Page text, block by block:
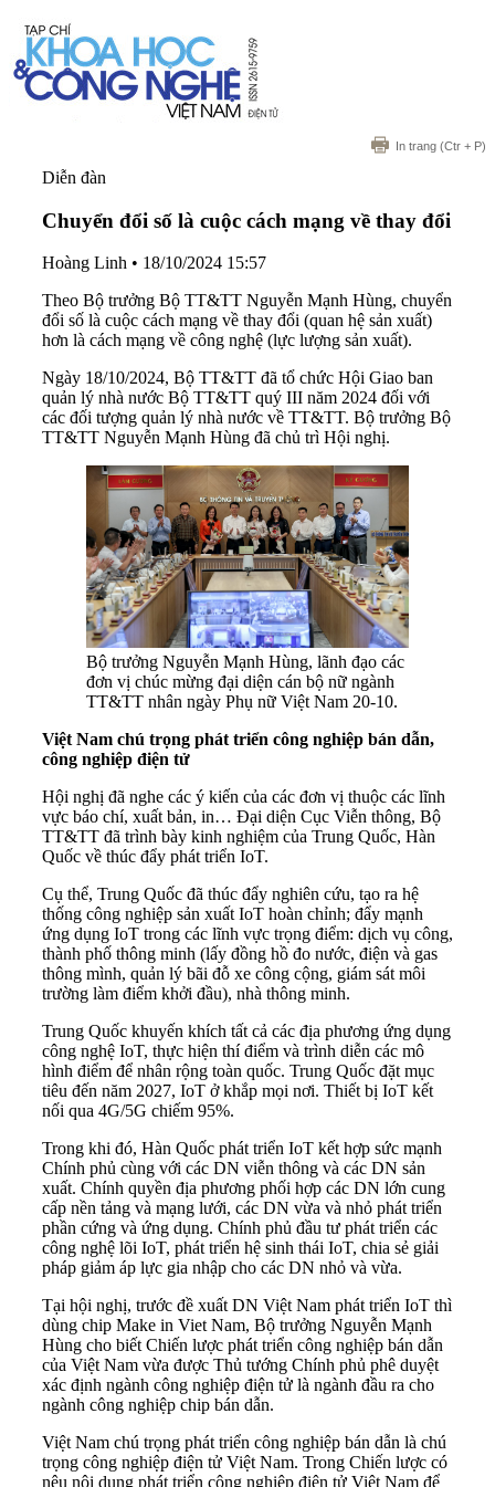
In trang (Ctr + P)
Diễn đàn
Chuyển đổi số là cuộc cách mạng về thay đổi
Hoàng Linh • 18/10/2024 15:57
Theo Bộ trưởng Bộ TT&TT Nguyễn Mạnh Hùng, chuyển
đổi số là cuộc cách mạng về thay đổi (quan hệ sản xuất)
hơn là cách mạng về công nghệ (lực lượng sản xuất).
Ngày 18/10/2024, Bộ TT&TT đã tổ chức Hội Giao ban
quản lý nhà nước Bộ TT&TT quý III năm 2024 đối với
các đối tượng quản lý nhà nước về TT&TT. Bộ trưởng Bộ
TT&TT Nguyễn Mạnh Hùng đã chủ trì Hội nghị.
Bộ trưởng Nguyễn Mạnh Hùng, lãnh đạo các
đơn vị chúc mừng đại diện cán bộ nữ ngành
TT&TT nhân ngày Phụ nữ Việt Nam 20-10.
Việt Nam chú trọng phát triển công nghiệp bán dẫn,
công nghiệp điện tử
Hội nghị đã nghe các ý kiến của các đơn vị thuộc các lĩnh
vực báo chí, xuất bản, in… Đại diện Cục Viễn thông, Bộ
TT&TT đã trình bày kinh nghiệm của Trung Quốc, Hàn
Quốc về thúc đẩy phát triển IoT.
Cụ thể, Trung Quốc đã thúc đẩy nghiên cứu, tạo ra hệ
thống công nghiệp sản xuất IoT hoàn chỉnh; đẩy mạnh
ứng dụng IoT trong các lĩnh vực trọng điểm: dịch vụ công,
thành phố thông minh (lấy đồng hồ đo nước, điện và gas
thông mình, quản lý bãi đỗ xe công cộng, giám sát môi
trường làm điểm khởi đầu), nhà thông minh.
Trung Quốc khuyến khích tất cả các địa phương ứng dụng
công nghệ IoT, thực hiện thí điểm và trình diễn các mô
hình điểm để nhân rộng toàn quốc. Trung Quốc đặt mục
tiêu đến năm 2027, IoT ở khắp mọi nơi. Thiết bị IoT kết
nối qua 4G/5G chiếm 95%.
Trong khi đó, Hàn Quốc phát triển IoT kết hợp sức mạnh
Chính phủ cùng với các DN viễn thông và các DN sản
xuất. Chính quyền địa phương phối hợp các DN lớn cung
cấp nền tảng và mạng lưới, các DN vừa và nhỏ phát triển
phần cứng và ứng dụng. Chính phủ đầu tư phát triển các
công nghệ lõi IoT, phát triển hệ sinh thái IoT, chia sẻ giải
pháp giảm áp lực gia nhập cho các DN nhỏ và vừa.
Tại hội nghị, trước đề xuất DN Việt Nam phát triển IoT thì
dùng chip Make in Viet Nam, Bộ trưởng Nguyễn Mạnh
Hùng cho biết Chiến lược phát triển công nghiệp bán dẫn
của Việt Nam vừa được Thủ tướng Chính phủ phê duyệt
xác định ngành công nghiệp điện tử là ngành đầu ra cho
ngành công nghiệp chip bán dẫn.
Việt Nam chú trọng phát triển công nghiệp bán dẫn là chú
trọng công nghiệp điện tử Việt Nam. Trong Chiến lược có
nêu nội dung phát triển công nghiệp điện tử Việt Nam để